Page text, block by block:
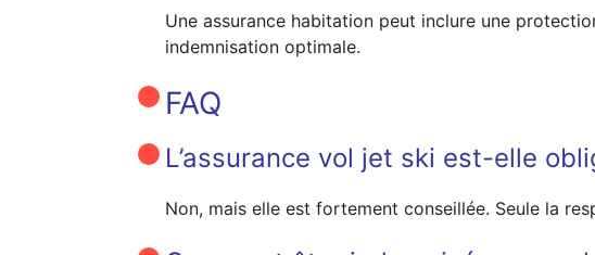
Une assurance habitation peut inclure une
indemnisation optimale.
FAQ
L’assurance vol jet ski est-elle
Non, mais elle est fortement conseillée. Seule la